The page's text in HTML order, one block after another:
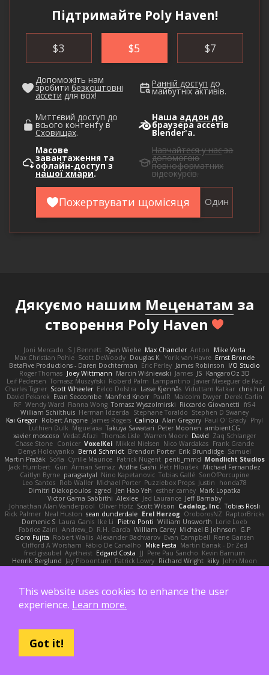
Підтримайте Poly Haven!
$3 $5 $7
Допоможіть нам
зробити безкоштовні
ассети для всіх!
Ранній доступ до
майбутніх активів.
Миттєвий доступ до
всього контенту в
Сховищах.
Наша аддон до
браузера ассетів
Blender'а.
Масове
завантаження та
офлайн-доступ з
нашої хмари.
Навчайтеся у насза
допомогою
повноформатних
відеокурсів.
Пожертвувати щомісяця Один
Дякуємо нашим Меценатам за
створення Poly Haven
Joni Mercado S J Bennett Ryan Wiebe Max Chandler Anton
Mike Verta
Max Christian Pohle Scott DeWoody Douglas K. Yorik van Havre Ernst Bronde
BetaFive Productions - Daren Dochterman Eric Perley James Robinson I/O Studio
Roger Thomas Joey Wittmann Marcin Wiśniewski James JS KangaroOz 3D
Leif Pedersen Tomasz Muszyński Roberd Palm Lampantino Javier Meseguer de Paz
Charles Tigner Scott Wheeler Eelco Dolstra Lasse Kjønnås Viduttam Katkar chris huf
David Pekarek Evan Seccombe Manfred Knorr PaulR Malcolm Dwyer Derek Carlin
RF Wendy Ward Fianna Wong Tomasz Wyszolmirski Riccardo Giovanetti fr54
William Schilthuis Herman Idzerda Stephane Toraldo Stephen D Swaney
Kai Gregor Robert Angone James Rogers Calinou Alan Gregory Paul O' Grady Phyl
Luthien Dulk Miguelaxa Takuya Sawatari Peter Moonen ambientCG
xavier moscoso Vedat Afuzi Thomas Lisle Warren Moore David Zaq Schlanger
Chase Stone Conicer VoxelKei Mikkel Nielsen Nico Wardakas Frank Grande
Denys Holovyanko Bernd Schmidt Brendon Porter Erik Brundidge Samuel
Martin Pražák Sofia Cyrille Maurice Patrick Nugent penti_mmd Mondlicht Studios
Jack Humbert Gun Arman Sernaz Atdhe Gashi Petr Hloušek
Michael Fernandez
Caitlyn Byrne paragsatyal Nino Kapetanovic Tobias Gallé SonOfPorcupine
Leo Santos Rob Waller Michael Porter Puzzlebox Props Justin
honda78
Dimitri Diakopoulos zgred Jen Hao Yeh esther carney Mark Lopatka
Victor Gama Sabbithi Alexlee Jed Laurance Jeff Barnaby
Johnathan Alan Vanderpool Oliver Hotz Scott Wilson Cadalog, Inc. Tobias Rösli
Rick Palmer Neal Huston sean dunderdale Erel Herzog OroborosNZ RaptorBricks
Domenic S Laura Ganis Ike Li Pietro Ponti William Unsworth Lorie Loeb
Fabrice Zaini Andrew_D R.H. García William Carey Michael B Johnson
G.P
Goro Fujita Robert Wallis Alexander Bachvarov Evan Campbell Rene Gansen
Clifford A Worsham Fábio De Carvalho Mike Festa Martin Banak - Dr Zed
fred gissubel Ayetheist Edgard Costa JJ Pere Pau Sancho Kevin Barnum
Henrik Berglund Jay Piboontum Patrick Lowry Richard Wright kiky John Moon
Francis Boyle Devin Harris HDR Light Studio Peter Baintner Da5id Bob Dowling
Mark Krenz Nicholas Rubin Krzysztof Zwolinski JG3 Nicolas Côté V-o Josh Purple
Peter Rittinger
Benjamin Schechter
Just Gollor Glyn Wolf 亮作 淡波 Melody Helen MacFarlane
Steve Hurley Sophie Gilbert
Robert Simpson
Matthias
Stareagle
This website uses cookies to enhance the user
experience. Learn more.
Got it!